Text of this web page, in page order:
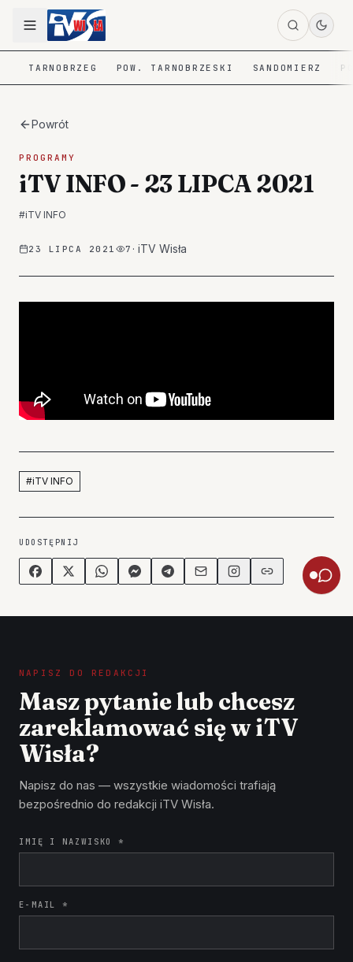
TARNOBRZEG POW. TARNOBRZESKI SANDOMIERZ
Powrót
PROGRAMY
iTV INFO - 23 LIPCA 2021
#iTV INFO
23 LIPCA 2021 7 · iTV Wisła
#iTV INFO
UDOSTĘPNIJ
NAPISZ DO REDAKCJI
Masz pytanie lub chcesz
zareklamować się w iTV
Wisła?
Napisz do nas — wszystkie wiadomości trafiają
bezpośrednio do redakcji iTV Wisła.
IMIĘ I NAZWISKO *
E-MAIL *